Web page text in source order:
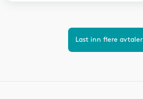
Last inn flere avtaler